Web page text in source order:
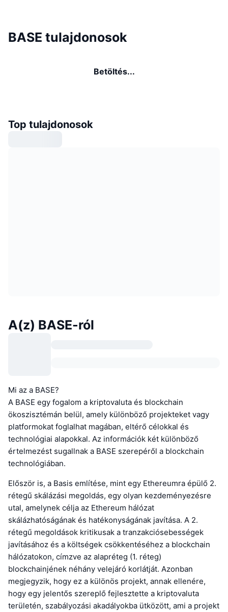
BASE tulajdonosok
Betöltés...
Top tulajdonosok
A(z) BASE-ról
Mi az a BASE?
A BASE egy fogalom a kriptovaluta és blockchain
ökoszisztémán belül, amely különböző projekteket vagy
platformokat foglalhat magában, eltérő célokkal és
technológiai alapokkal. Az információk két különböző
értelmezést sugallnak a BASE szerepéről a blockchain
technológiában.
Először is, a Basis említése, mint egy Ethereumra épülő 2.
rétegű skálázási megoldás, egy olyan kezdeményezésre
utal, amelynek célja az Ethereum hálózat
skálázhatóságának és hatékonyságának javítása. A 2.
rétegű megoldások kritikusak a tranzakciósebességek
javításához és a költségek csökkentéséhez a blockchain
hálózatokon, címzve az alapréteg (1. réteg)
blockchainjének néhány velejáró korlátját. Azonban
megjegyzik, hogy ez a különös projekt, annak ellenére,
hogy egy jelentős szereplő fejlesztette a kriptovaluta
területén, szabályozási akadályokba ütközött, ami a projekt